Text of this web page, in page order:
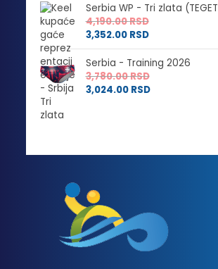
Serbia WP - Tri zlata
4,190.00RSD
3,352.00 RSD
Serbia - Training 2026
3,780.00RSD
3,024.00 RSD